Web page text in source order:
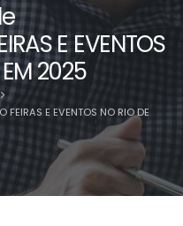
E EVENTOS
2025
FEIRAS E EVENTOS NO RIO DE